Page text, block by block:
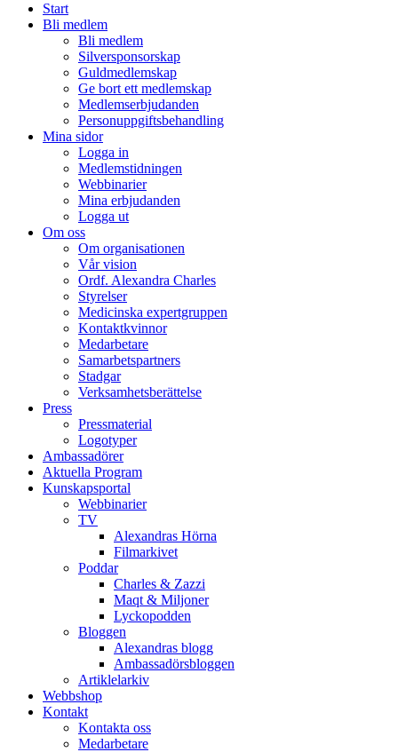
Start
Bli medlem
Bli medlem
Silversponsorskap
Guldmedlemskap
Ge bort ett medlemskap
Medlemserbjudanden
Personuppgiftsbehandling
Mina sidor
Logga in
Medlemstidningen
Webbinarier
Mina erbjudanden
Logga ut
Om oss
Om organisationen
Vår vision
Ordf. Alexandra Charles
Styrelser
Medicinska expertgruppen
Kontaktkvinnor
Medarbetare
Samarbetspartners
Stadgar
Verksamhetsberättelse
Press
Pressmaterial
Logotyper
Ambassadörer
Aktuella Program
Kunskapsportal
Webbinarier
TV
Alexandras Hörna
Filmarkivet
Poddar
Charles & Zazzi
Maqt & Miljoner
Lyckopodden
Bloggen
Alexandras blogg
Ambassadörsbloggen
Artiklelarkiv
Webbshop
Kontakt
Kontakta oss
Medarbetare